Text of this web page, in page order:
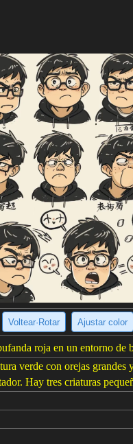
Voltear·Rotar Ajustar color
roja en un entorno de
verde con orejas
Hay tres criaturas